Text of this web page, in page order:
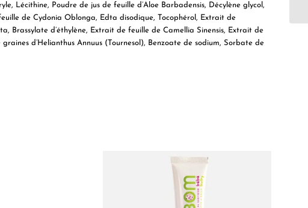
Lécithine, Poudre de jus de feuille d’Aloe Barbadensis, Décylène glycol,
de Cydonia Oblonga, Edta disodique, Tocophérol, Extrait de
Brassylate d’éthylène, Extrait de feuille de Camellia Sinensis, Extrait de
d’Helianthus Annuus (Tournesol), Benzoate de sodium, Sorbate de